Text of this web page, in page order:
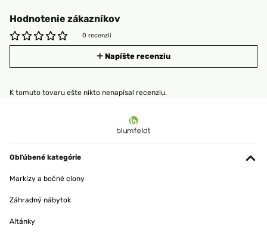
Hodnotenie zákazníkov
0 recenzií
Napíšte recenziu
K tomuto tovaru ešte nikto nenapísal recenziu.
Obľúbené kategórie
Markízy a bočné clony
Záhradný nábytok
Altánky